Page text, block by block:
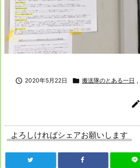
 2020年5月22日  搬送隊のとある一日 ,

よろしければシェアお願いします